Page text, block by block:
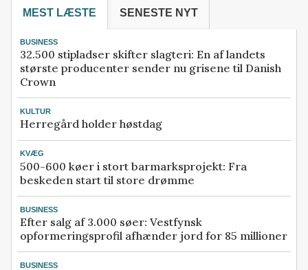
MEST LÆSTE SENESTE NYT
BUSINESS
32.500 stipladser skifter slagteri: En af landets
største producenter sender nu grisene til Danish
Crown
KULTUR
Herregård holder høstdag
KVÆG
500-600 køer i stort barmarksprojekt: Fra
beskeden start til store drømme
BUSINESS
Efter salg af 3.000 søer: Vestfynsk
opformeringsprofil afhænder jord for 85 millioner
BUSINESS